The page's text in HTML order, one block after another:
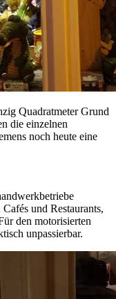
Quadratmeter Grund
die einzelnen
noch heute eine
und Restaurants,
den motorisierten
unpassierbar.